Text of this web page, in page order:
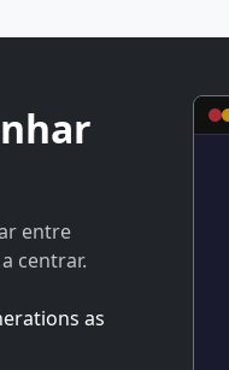
entre
centrar.
as